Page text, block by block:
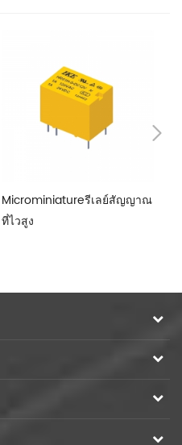
Microminiatureรีเลย์สัญญาณ
ที่ไวสูง